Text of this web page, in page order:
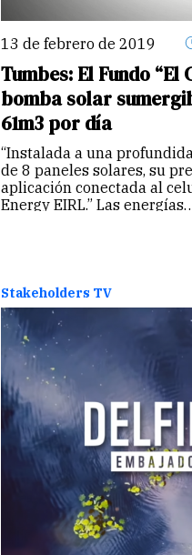
13 de febrero de 2019
Tumbes: El Fundo
bomba solar
61m3 por día
“Instalada a una
de 8 paneles solares, su
aplicación conectada al
Energy EIRL.” Las
Stakeholders TV